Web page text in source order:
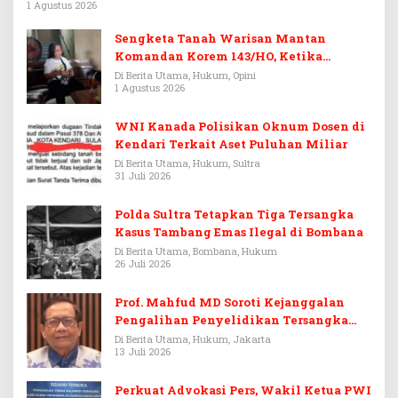
1 Agustus 2026
Sengketa Tanah Warisan Mantan
Komandan Korem 143/HO, Ketika
Warisan Menjadi Arena Pemerasan
Di Berita Utama, Hukum, Opini
1 Agustus 2026
WNI Kanada Polisikan Oknum Dosen di
Kendari Terkait Aset Puluhan Miliar
Di Berita Utama, Hukum, Sultra
31 Juli 2026
Polda Sultra Tetapkan Tiga Tersangka
Kasus Tambang Emas Ilegal di Bombana
Di Berita Utama, Bombana, Hukum
26 Juli 2026
Prof. Mahfud MD Soroti Kejanggalan
Pengalihan Penyelidikan Tersangka
Febrie Adriansyah
Di Berita Utama, Hukum, Jakarta
13 Juli 2026
Perkuat Advokasi Pers, Wakil Ketua PWI